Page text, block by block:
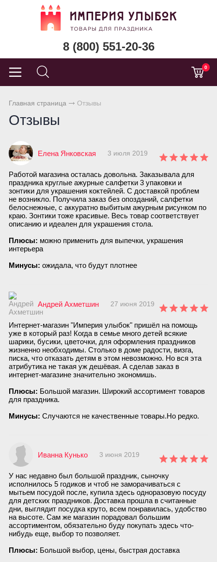
8 (800) 551-20-36
0
Главная страница Отзывы
Отзывы
Елена Янковская 3 июля 2019
Работой магазина осталась довольна. Заказывала для
праздника круглые ажурные салфетки 3 упаковки и
зонтики для украшения коктейлей. С доставкой проблем
не возникло. Получила заказ без опозданий, салфетки
белоснежные, с аккуратно выбитым ажурным рисунком по
краю. Зонтики тоже красивые. Весь товар соответствует
описанию и идеален для украшения стола.
Плюсы: можно применить для выпечки, украшения
интерьера
Минусы: ожидала, что будут плотнее
Андрей Ахметшин 27 июня 2019
Интернет-магазин "Империя улыбок" пришёл на помощь
уже в который раз! Когда в семье много детей всякие
шарики, бусики, цветочки, для оформления праздников
жизненно необходимы. Столько в доме радости, визга,
писка, что отказать детям в этом невозможно. Но вся эта
атрибутика не такая уж дешёвая. А сделав заказ в
интернет-магазине значительно экономишь.
Плюсы: Большой магазин. Широкий ассортимент товаров
для праздника.
Минусы: Случаются не качественные товары.Но редко.
Иванна Кунько 3 июня 2019
У нас недавно был большой праздник, сыночку
исполнилось 5 годиков и чтоб не заморачиваться с
мытьем посудой после, купила здесь одноразовую посуду
для детских праздников. Доставка прошла в считанные
дни, выглядит посудка круто, всем понравилась, удобство
на высоте. Сам же магазин порадовал большим
ассортиментом, обязательно буду покупать здесь что-
нибудь еще, выбор то позволяет.
Плюсы: Большой выбор, цены, быстрая доставка